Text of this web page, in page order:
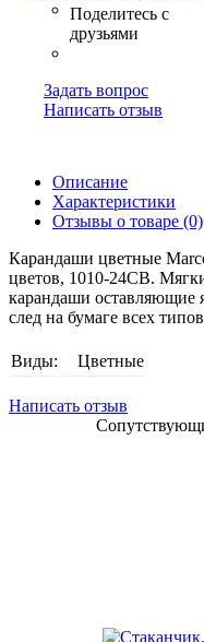
Задать вопрос
Написать отзыв
Описание
Характеристики
Отзывы о товаре (0)
Карандаши цветные
цветов, 1010-24CB.
карандаши оставляющие
след на бумаге всех
Виды: Цветные
Написать отзыв